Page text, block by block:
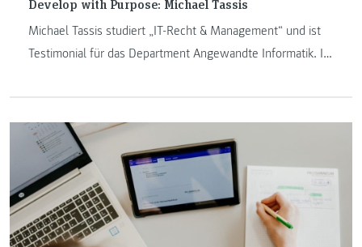
Develop with Purpose: Michael Tassis
Michael Tassis studiert „IT-Recht & Management“ und ist
Testimonial für das Department Angewandte Informatik. Im
was man im Studium lernt.